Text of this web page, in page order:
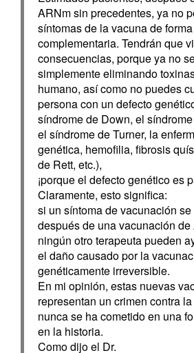
ARNm sin precedentes, ya no
síntomas de la vacuna de forma
complementaria. Tendrán que
consecuencias, porque ya no
simplemente eliminando
humano, así como no puedes
persona con un defecto
síndrome de Down, el
el síndrome de Turner, la
genética, hemofilia, fibrosis
de Rett, etc.),
¡porque el defecto genético es
Claramente, esto significa:
si un síntoma de vacunación
después de una vacunación
ningún otro terapeuta pueden
el daño causado por la
genéticamente irreversible.
En mi opinión, estas nuevas
representan un crimen contra
nunca se ha cometido en una
en la historia.
Como dijo el Dr.